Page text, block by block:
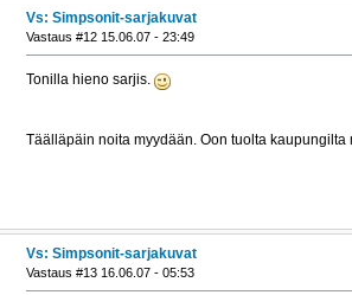
Vs: Simpsonit-sarjakuvat
Vastaus #12 15.06.07 - 23:49
Tonilla hieno sarjis.
Täälläpäin noita myydään. Oon tuolta
Vs: Simpsonit-sarjakuvat
Vastaus #13 16.06.07 - 05:53